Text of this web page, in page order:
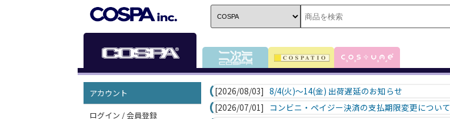
アカウント
ログイン / 会員登録
[2026/08/03] 8/4(火)～14(金) 出荷遅延のお知らせ
[2026/07/01]
コンビニ・ペイジー決済の支払期限変更について